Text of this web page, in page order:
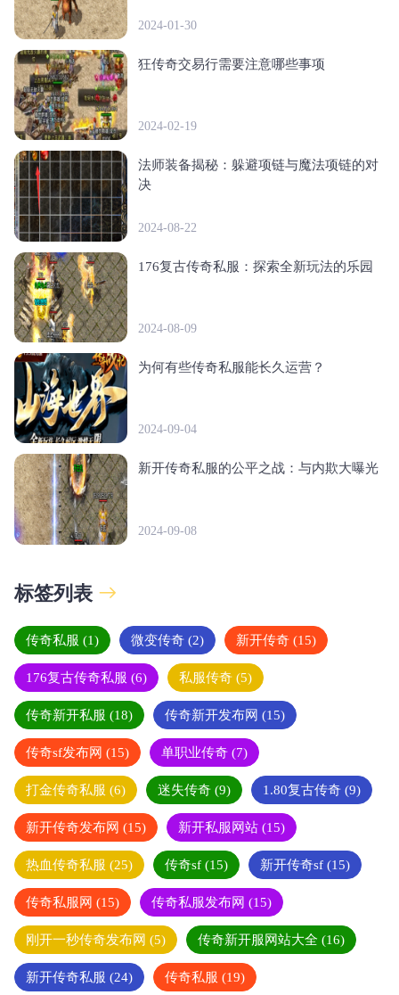
2024-01-30
狂传奇交易行需要注意哪些事项
2024-02-19
法师装备揭秘：躲避项链与魔法项链的对
决
2024-08-22
176复古传奇私服：探索全新玩法的乐园
2024-08-09
为何有些传奇私服能长久运营？
2024-09-04
新开传奇私服的公平之战：与内欺大曝光
2024-09-08
标签列表
传奇私服 (1) 微变传奇 (2) 新开传奇 (15)
176复古传奇私服 (6) 私服传奇 (5)
传奇新开私服 (18) 传奇新开发布网 (15)
传奇sf发布网 (15) 单职业传奇 (7)
打金传奇私服 (6) 迷失传奇 (9) 1.80复古传奇 (9)
新开传奇发布网 (15) 新开私服网站 (15)
热血传奇私服 (25) 传奇sf (15) 新开传奇sf (15)
传奇私服网 (15) 传奇私服发布网 (15)
刚开一秒传奇发布网 (5) 传奇新开服网站大全 (16)
新开传奇私服 (24) 传奇私服 (19)